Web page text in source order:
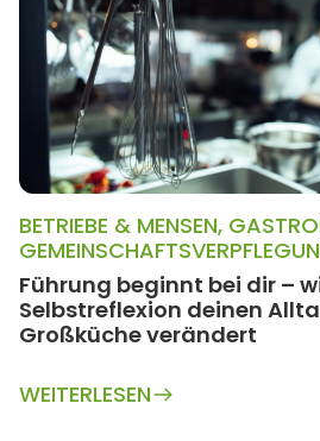
BETRIEBE & MENSEN,
Führung beginnt bei dir –
Selbstreflexion deinen
Großküche verändert
WEITERLESEN